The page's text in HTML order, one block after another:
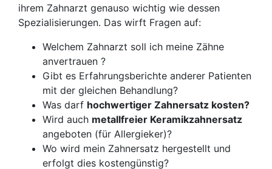
ihrem Zahnarzt genauso wichtig wie dessen
Spezialisierungen. Das wirft Fragen auf:
Welchem Zahnarzt soll ich meine Zähne
anvertrauen ?
Gibt es Erfahrungsberichte anderer Patienten
mit der gleichen Behandlung?
Was darf hochwertiger Zahnersatz kosten?
Wird auch metallfreier Keramikzahnersatz
angeboten (für Allergieker)?
Wo wird mein Zahnersatz hergestellt und
erfolgt dies kostengünstig?